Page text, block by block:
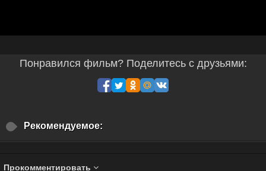
Понравился фильм? Поделитесь с друзьями:
Рекомендуемое:
Прокомментировать